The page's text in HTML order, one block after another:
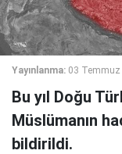
Yayınlanma: 03
Bu yıl Doğu
Müslümanın
bildirildi.